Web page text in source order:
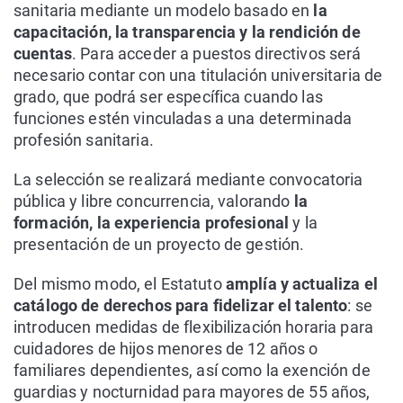
sanitaria mediante un modelo basado en la
capacitación, la transparencia y la rendición de
cuentas. Para acceder a puestos directivos será
necesario contar con una titulación universitaria de
grado, que podrá ser específica cuando las
funciones estén vinculadas a una determinada
profesión sanitaria.
La selección se realizará mediante convocatoria
pública y libre concurrencia, valorando la
formación, la experiencia profesional y la
presentación de un proyecto de gestión.
Del mismo modo, el Estatutoamplía y actualiza el
catálogo de derechos para fidelizar el talento: se
introducen medidas de flexibilización horaria para
cuidadores de hijos menores de 12 años o
familiares dependientes, así como la exención de
guardias y nocturnidad para mayores de 55 años,